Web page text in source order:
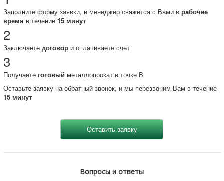
Заполните форму заявки, и менеджер свяжется с Вами в рабочее
время в течение 15 минут
2
Заключаете договори оплачиваете счет
3
Получаете готовый металлопрокат в точке B
Оставьте заявку на обратный звонок, и мы перезвоним Вам в течение
15 минут
Вопросы и ответы